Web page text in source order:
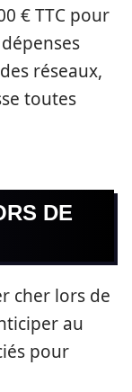
€ TTC pour
réseaux,
toutes
DE
cher lors de
au
pour